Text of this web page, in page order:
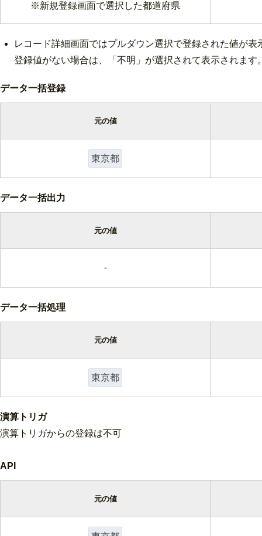
※新規登録画面で選択した都道府県
レコード詳細画面ではプルダウン選択で登録された値が表
登録値がない場合は、「不明」が選択されて表示されます
データ一括登録
元の値
東京都
データ一括出力
元の値
-
データ一括処理
元の値
東京都
演算トリガ
演算トリガからの登録は不可
API
元の値